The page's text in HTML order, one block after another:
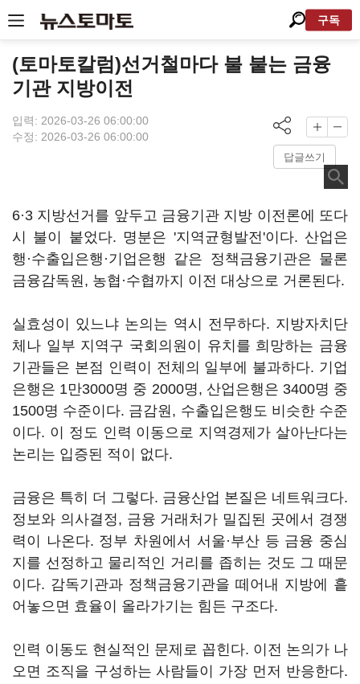
구독
(토마토칼럼)선거철마다 불 붙는 금융
기관 지방이전
입력: 2026-03-26 06:00:00
수정: 2026-03-26 06:00:00
답글쓰기
6·3 지방선거를 앞두고 금융기관 지방 이전론에 또다
시 불이 붙었다. 명분은 '지역균형발전'이다. 산업은
행·수출입은행·기업은행 같은 정책금융기관은 물론
금융감독원, 농협·수협까지 이전 대상으로 거론된다.
실효성이 있느냐 논의는 역시 전무하다. 지방자치단
체나 일부 지역구 국회의원이 유치를 희망하는 금융
기관들은 본점 인력이 전체의 일부에 불과하다. 기업
은행은 1만3000명 중 2000명, 산업은행은 3400명 중
1500명 수준이다. 금감원, 수출입은행도 비슷한 수준
이다. 이 정도 인력 이동으로 지역경제가 살아난다는
논리는 입증된 적이 없다.
금융은 특히 더 그렇다. 금융산업 본질은 네트워크다.
정보와 의사결정, 금융 거래처가 밀집된 곳에서 경쟁
력이 나온다. 정부 차원에서 서울·부산 등 금융 중심
지를 선정하고 물리적인 거리를 좁히는 것도 그 때문
이다. 감독기관과 정책금융기관을 떼어내 지방에 흩
어놓으면 효율이 올라가기는 힘든 구조다.
인력 이동도 현실적인 문제로 꼽힌다. 이전 논의가 나
오면 조직을 구성하는 사람들이 가장 먼저 반응한다.